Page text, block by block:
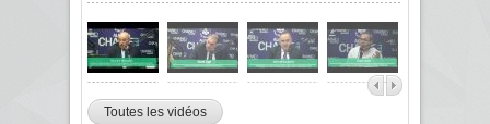
Toutes les vidéos